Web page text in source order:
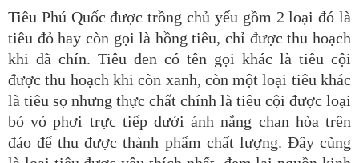
Tiêu Phú Quốc được trồng chủ yếu gồm 2 loại đó là
tiêu đỏ hay còn gọi là hồng tiêu, chỉ được thu hoạch
khi đã chín. Tiêu đen có tên gọi khác là tiêu cội
được thu hoạch khi còn xanh, còn một loại tiêu khác
là tiêu sọ nhưng thực chất chính là tiêu cội được loại
bỏ vỏ phơi trực tiếp dưới ánh nắng chan hòa trên
đảo để thu được thành phẩm chất lượng. Đây cũng